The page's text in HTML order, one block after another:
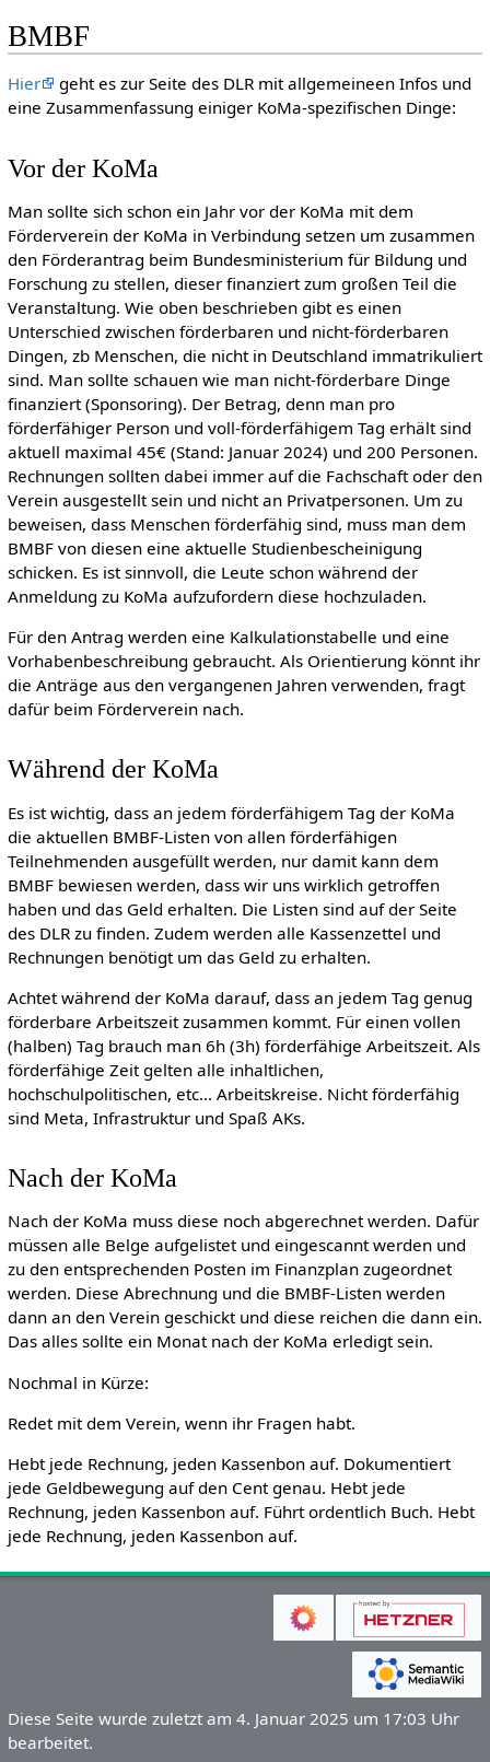
BMBF
Hier
geht es zur Seite des DLR mit allgemeineen Infos und
eine Zusammenfassung einiger KoMa-spezifischen Dinge:
Vor der KoMa
Man sollte sich schon ein Jahr vor der KoMa mit dem
Förderverein der KoMa in Verbindung setzen um zusammen
den Förderantrag beim Bundesministerium für Bildung und
Forschung zu stellen, dieser finanziert zum großen Teil die
Veranstaltung. Wie oben beschrieben gibt es einen
Unterschied zwischen förderbaren und nicht-förderbaren
Dingen, zb Menschen, die nicht in Deutschland immatrikuliert
sind. Man sollte schauen wie man nicht-förderbare Dinge
finanziert (Sponsoring). Der Betrag, denn man pro
förderfähiger Person und voll-förderfähigem Tag erhält sind
aktuell maximal 45€ (Stand: Januar 2024) und 200 Personen.
Rechnungen sollten dabei immer auf die Fachschaft oder den
Verein ausgestellt sein und nicht an Privatpersonen. Um zu
beweisen, dass Menschen förderfähig sind, muss man dem
BMBF von diesen eine aktuelle Studienbescheinigung
schicken. Es ist sinnvoll, die Leute schon während der
Anmeldung zu KoMa aufzufordern diese hochzuladen.
Für den Antrag werden eine Kalkulationstabelle und eine
Vorhabenbeschreibung gebraucht. Als Orientierung könnt ihr
die Anträge aus den vergangenen Jahren verwenden, fragt
dafür beim Förderverein nach.
Während der KoMa
Es ist wichtig, dass an jedem förderfähigem Tag der KoMa
die aktuellen BMBF-Listen von allen förderfähigen
Teilnehmenden ausgefüllt werden, nur damit kann dem
BMBF bewiesen werden, dass wir uns wirklich getroffen
haben und das Geld erhalten. Die Listen sind auf der Seite
des DLR zu finden. Zudem werden alle Kassenzettel und
Rechnungen benötigt um das Geld zu erhalten.
Achtet während der KoMa darauf, dass an jedem Tag genug
förderbare Arbeitszeit zusammen kommt. Für einen vollen
(halben) Tag brauch man 6h (3h) förderfähige Arbeitszeit. Als
förderfähige Zeit gelten alle inhaltlichen,
hochschulpolitischen, etc... Arbeitskreise. Nicht förderfähig
sind Meta, Infrastruktur und Spaß AKs.
Nach der KoMa
Nach der KoMa muss diese noch abgerechnet werden. Dafür
müssen alle Belge aufgelistet und eingescannt werden und
zu den entsprechenden Posten im Finanzplan zugeordnet
werden. Diese Abrechnung und die BMBF-Listen werden
dann an den Verein geschickt und diese reichen die dann ein.
Das alles sollte ein Monat nach der KoMa erledigt sein.
Nochmal in Kürze:
Redet mit dem Verein, wenn ihr Fragen habt.
Hebt jede Rechnung, jeden Kassenbon auf. Dokumentiert
jede Geldbewegung auf den Cent genau. Hebt jede
Rechnung, jeden Kassenbon auf. Führt ordentlich Buch. Hebt
jede Rechnung, jeden Kassenbon auf.
Diese Seite wurde zuletzt am 4. Januar 2025 um 17:03 Uhr
bearbeitet.